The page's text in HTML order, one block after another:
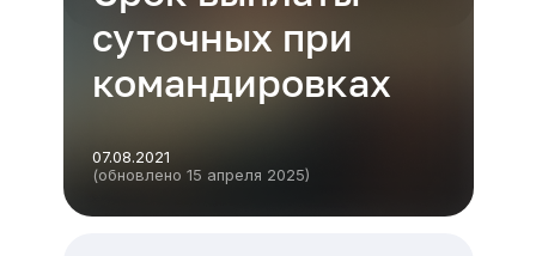
суточных при
командировках
07.08.2021
(обновлено 15 апреля 2025)